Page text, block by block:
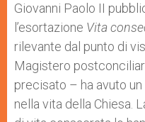
Giovanni Paolo II
l’esortazione Vita
rilevante dal punto di
Magistero
precisato – ha avuto
nella vita della Chiesa.